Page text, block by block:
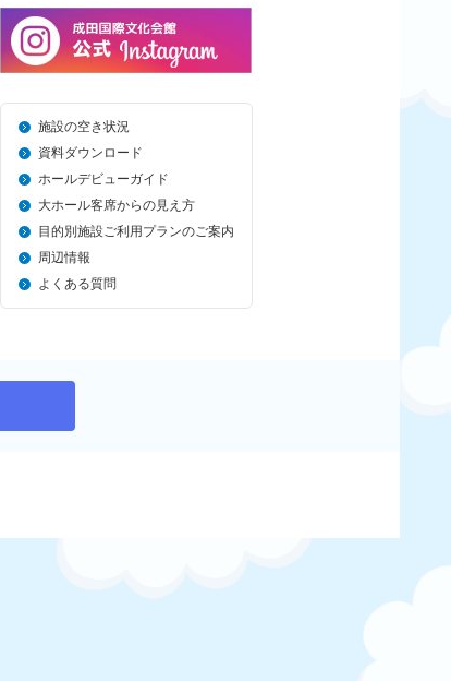
施設の空き状況
資料ダウンロード
ホールデビューガイド
大ホール客席からの見え方
目的別施設ご利用プランのご案内
周辺情報
よくある質問